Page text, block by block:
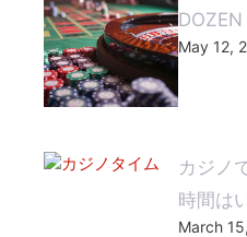
May 12,
カジノ
時間は
March